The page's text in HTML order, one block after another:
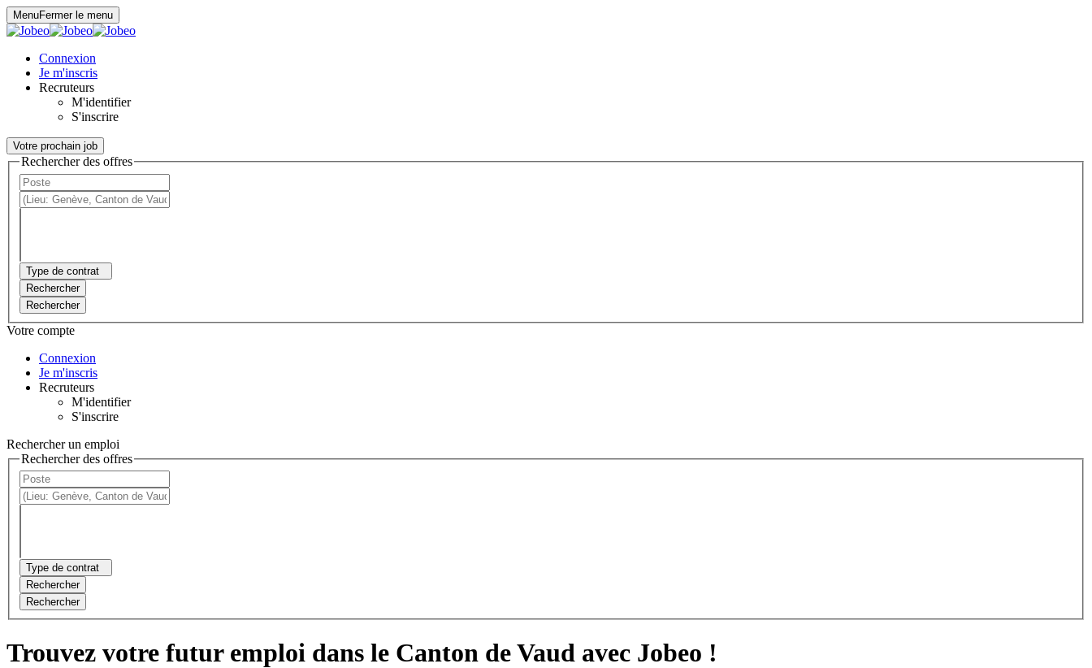
MenuFermer le menu
Connexion
Je m'inscris
Recruteurs
M'identifier
S'inscrire
Votre prochain job
Rechercher des offres
Type de contrat
Rechercher
Rechercher
Votre compte
Connexion
Je m'inscris
Recruteurs
M'identifier
S'inscrire
Rechercher un emploi
Rechercher des offres
Type de contrat
Rechercher
Rechercher
Trouvez votre futur emploi dans le Canton de Vaud avec Jobeo !
Panneau de gestion des cookies